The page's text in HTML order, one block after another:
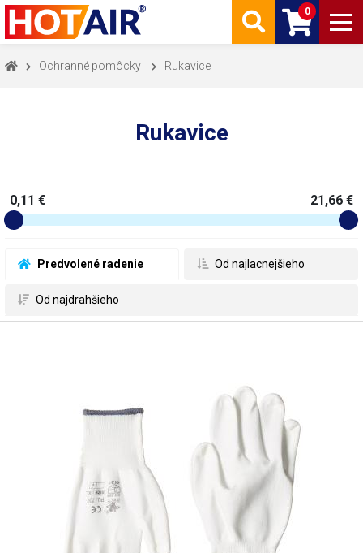
0
Ochranné pomôcky Rukavice
Rukavice
Predvolené radenie Od najlacnejšieho
Od najdrahšieho
0,11 € 21,66 €